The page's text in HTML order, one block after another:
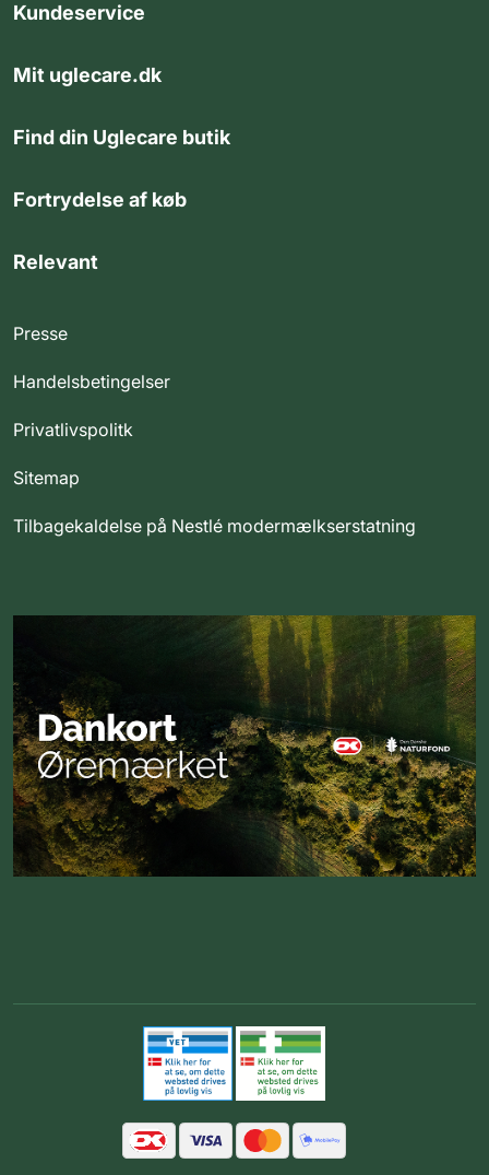
Kundeservice
Mit uglecare.dk
Find din Uglecare butik
Fortrydelse af køb
Relevant
Presse
Handelsbetingelser
Privatlivspolitk
Sitemap
Tilbagekaldelse på Nestlé modermælkserstatning